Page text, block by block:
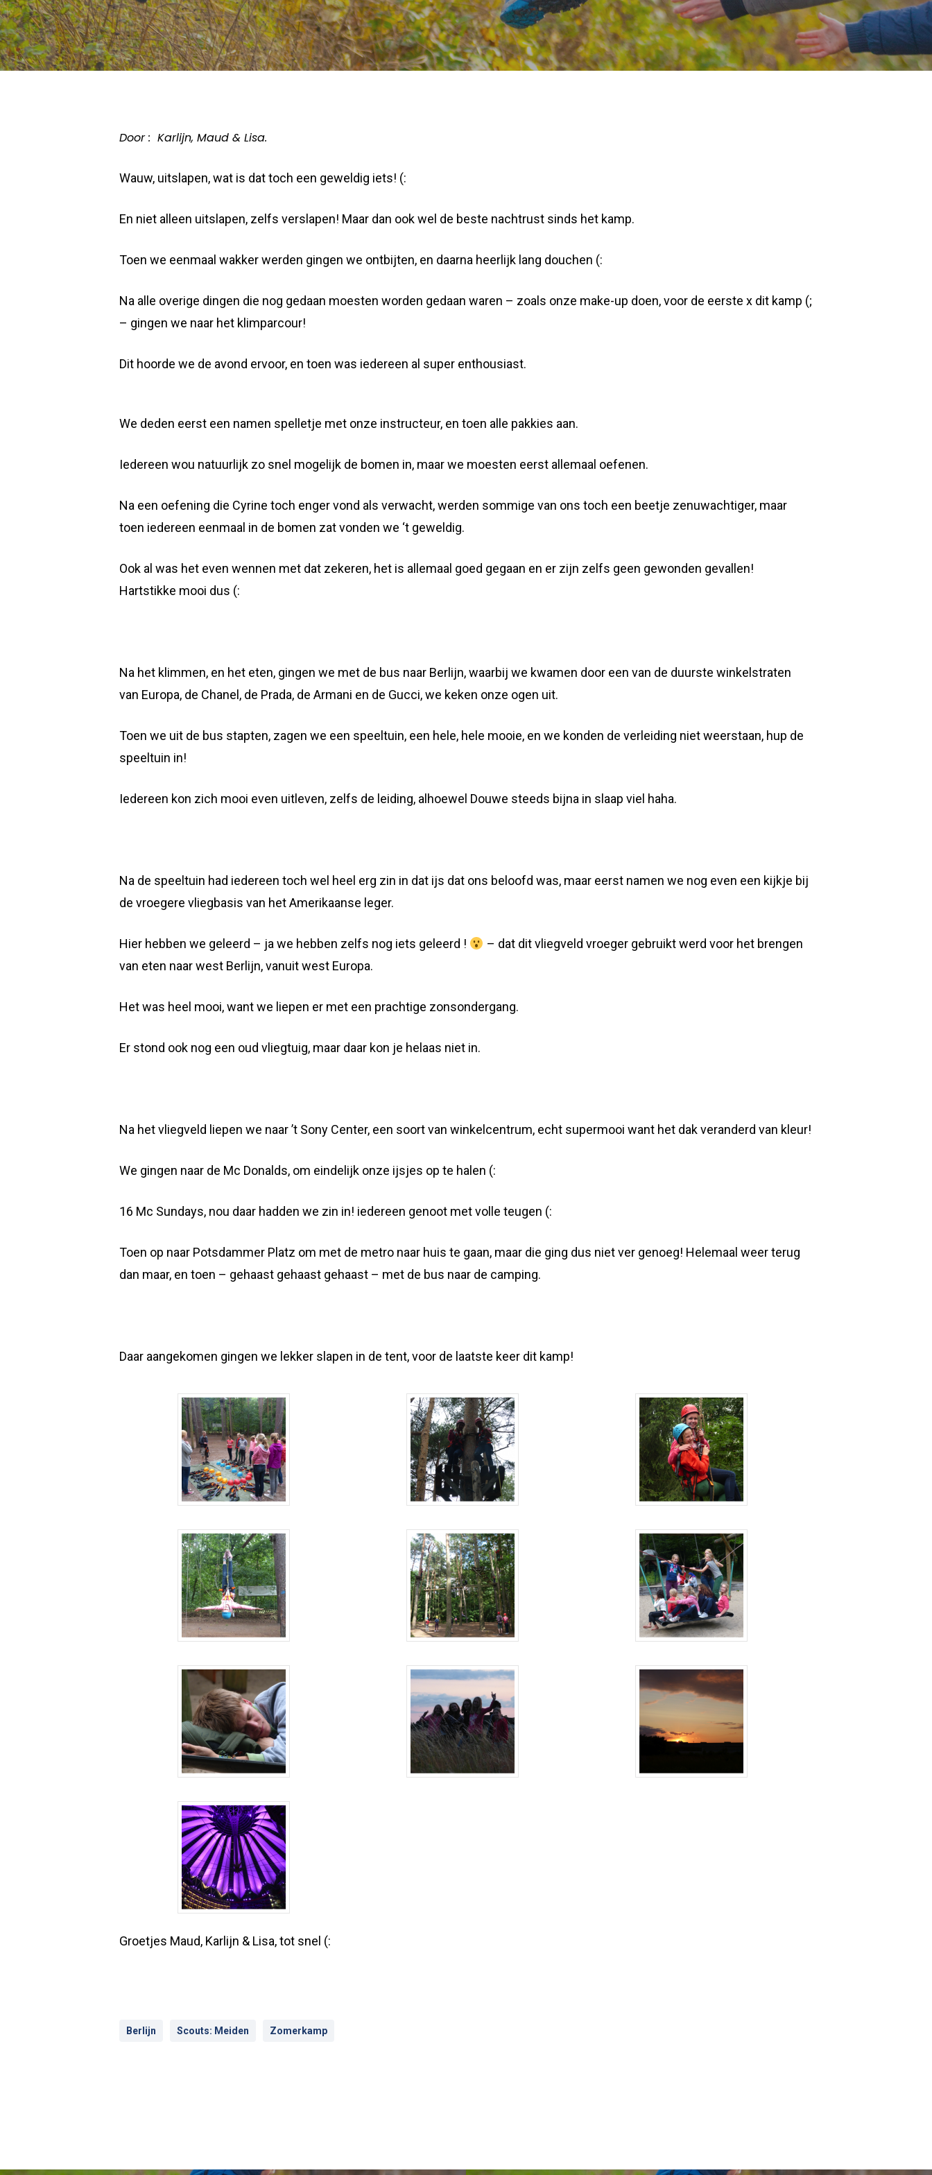
Door : Karlijn, Maud & Lisa.
Wauw, uitslapen, wat is dat toch een geweldig iets! (:
En niet alleen uitslapen, zelfs verslapen! Maar dan ook wel de beste nachtrust sinds het kamp.
Toen we eenmaal wakker werden gingen we ontbijten, en daarna heerlijk lang douchen (:
Na alle overige dingen die nog gedaan moesten worden gedaan waren – zoals onze make-up doen, voor de eerste x dit kamp (;
– gingen we naar het klimparcour!
Dit hoorde we de avond ervoor, en toen was iedereen al super enthousiast.
We deden eerst een namen spelletje met onze instructeur, en toen alle pakkies aan.
Iedereen wou natuurlijk zo snel mogelijk de bomen in, maar we moesten eerst allemaal oefenen.
Na een oefening die Cyrine toch enger vond als verwacht, werden sommige van ons toch een beetje zenuwachtiger, maar
toen iedereen eenmaal in de bomen zat vonden we ‘t geweldig.
Ook al was het even wennen met dat zekeren, het is allemaal goed gegaan en er zijn zelfs geen gewonden gevallen!
Hartstikke mooi dus (:
Na het klimmen, en het eten, gingen we met de bus naar Berlijn, waarbij we kwamen door een van de duurste winkelstraten
van Europa, de Chanel, de Prada, de Armani en de Gucci, we keken onze ogen uit.
Toen we uit de bus stapten, zagen we een speeltuin, een hele, hele mooie, en we konden de verleiding niet weerstaan, hup de
speeltuin in!
Iedereen kon zich mooi even uitleven, zelfs de leiding, alhoewel Douwe steeds bijna in slaap viel haha.
Na de speeltuin had iedereen toch wel heel erg zin in dat ijs dat ons beloofd was, maar eerst namen we nog even een kijkje bij
de vroegere vliegbasis van het Amerikaanse leger.
Hier hebben we geleerd – ja we hebben zelfs nog iets geleerd !
– dat dit vliegveld vroeger gebruikt werd voor het brengen
van eten naar west Berlijn, vanuit west Europa.
Het was heel mooi, want we liepen er met een prachtige zonsondergang.
Er stond ook nog een oud vliegtuig, maar daar kon je helaas niet in.
Na het vliegveld liepen we naar ’t Sony Center, een soort van winkelcentrum, echt supermooi want het dak veranderd van kleur!
We gingen naar de Mc Donalds, om eindelijk onze ijsjes op te halen (:
16 Mc Sundays, nou daar hadden we zin in! iedereen genoot met volle teugen (:
Toen op naar Potsdammer Platz om met de metro naar huis te gaan, maar die ging dus niet ver genoeg! Helemaal weer terug
dan maar, en toen – gehaast gehaast gehaast – met de bus naar de camping.
Daar aangekomen gingen we lekker slapen in de tent, voor de laatste keer dit kamp!
Groetjes Maud, Karlijn & Lisa, tot snel (:
Berlijn Scouts: Meiden Zomerkamp